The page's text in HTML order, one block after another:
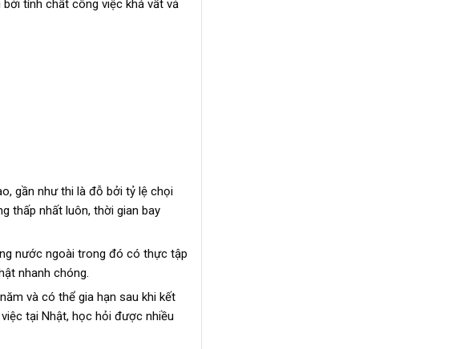
tính chất công việc khá vất vả
gần như thi là đỗ bởi tỷ lệ chọi
thấp nhất luôn, thời gian bay
nước ngoài trong đó có thực tập
nhanh chóng.
và có thể gia hạn sau khi kết
tại Nhật, học hỏi được nhiều